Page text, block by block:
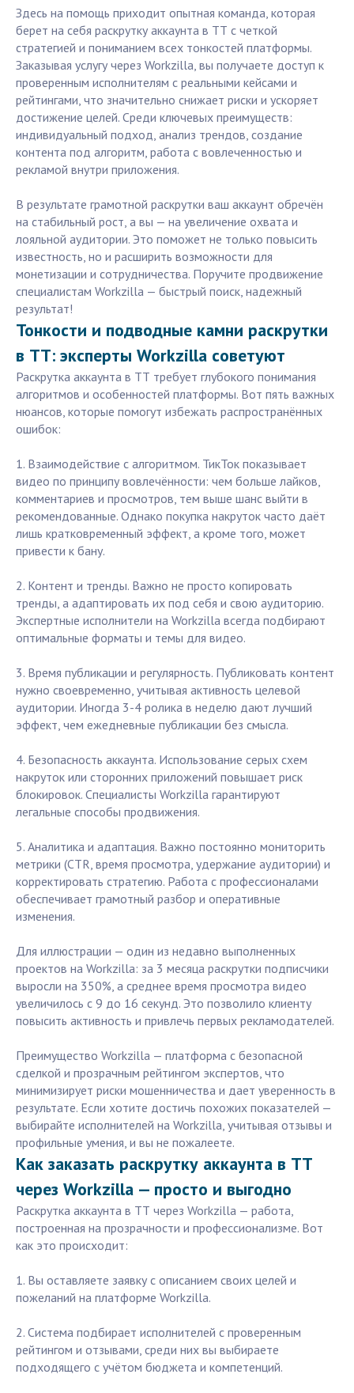
Здесь на помощь приходит опытная команда, которая
берет на себя раскрутку аккаунта в ТТ с четкой
стратегией и пониманием всех тонкостей платформы.
Заказывая услугу через Workzilla, вы получаете доступ к
проверенным исполнителям с реальными кейсами и
рейтингами, что значительно снижает риски и ускоряет
достижение целей. Среди ключевых преимуществ:
индивидуальный подход, анализ трендов, создание
контента под алгоритм, работа с вовлеченностью и
рекламой внутри приложения.
В результате грамотной раскрутки ваш аккаунт обречён
на стабильный рост, а вы — на увеличение охвата и
лояльной аудитории. Это поможет не только повысить
известность, но и расширить возможности для
монетизации и сотрудничества. Поручите продвижение
специалистам Workzilla — быстрый поиск, надежный
результат!
Тонкости и подводные камни раскрутки
в ТТ: эксперты Workzilla советуют
Раскрутка аккаунта в ТТ требует глубокого понимания
алгоритмов и особенностей платформы. Вот пять важных
нюансов, которые помогут избежать распространённых
ошибок:
1. Взаимодействие с алгоритмом. ТикТок показывает
видео по принципу вовлечённости: чем больше лайков,
комментариев и просмотров, тем выше шанс выйти в
рекомендованные. Однако покупка накруток часто даёт
лишь кратковременный эффект, а кроме того, может
привести к бану.
2. Контент и тренды. Важно не просто копировать
тренды, а адаптировать их под себя и свою аудиторию.
Экспертные исполнители на Workzilla всегда подбирают
оптимальные форматы и темы для видео.
3. Время публикации и регулярность. Публиковать контент
нужно своевременно, учитывая активность целевой
аудитории. Иногда 3-4 ролика в неделю дают лучший
эффект, чем ежедневные публикации без смысла.
4. Безопасность аккаунта. Использование серых схем
накруток или сторонних приложений повышает риск
блокировок. Специалисты Workzilla гарантируют
легальные способы продвижения.
5. Аналитика и адаптация. Важно постоянно мониторить
метрики (CTR, время просмотра, удержание аудитории) и
корректировать стратегию. Работа с профессионалами
обеспечивает грамотный разбор и оперативные
изменения.
Для иллюстрации — один из недавно выполненных
проектов на Workzilla: за 3 месяца раскрутки подписчики
выросли на 350%, а среднее время просмотра видео
увеличилось с 9 до 16 секунд. Это позволило клиенту
повысить активность и привлечь первых рекламодателей.
Преимущество Workzilla — платформа с безопасной
сделкой и прозрачным рейтингом экспертов, что
минимизирует риски мошенничества и дает уверенность в
результате. Если хотите достичь похожих показателей —
выбирайте исполнителей на Workzilla, учитывая отзывы и
профильные умения, и вы не пожалеете.
Как заказать раскрутку аккаунта в ТТ
через Workzilla — просто и выгодно
Раскрутка аккаунта в ТТ через Workzilla — работа,
построенная на прозрачности и профессионализме. Вот
как это происходит:
1. Вы оставляете заявку с описанием своих целей и
пожеланий на платформе Workzilla.
2. Система подбирает исполнителей с проверенным
рейтингом и отзывами, среди них вы выбираете
подходящего с учётом бюджета и компетенций.